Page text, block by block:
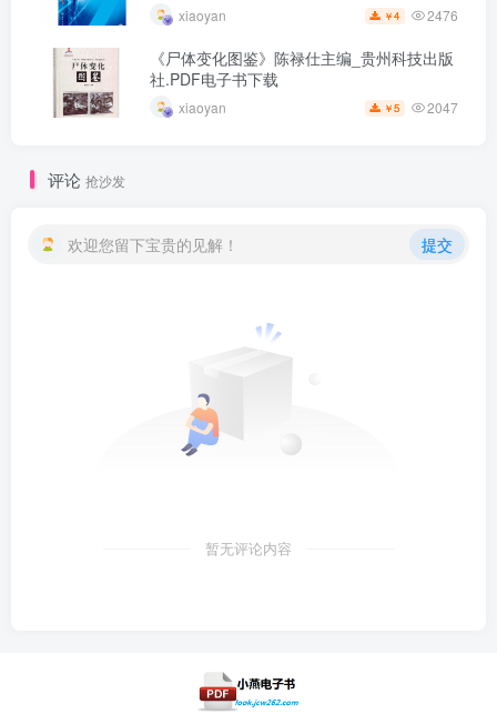
xiaoyan ￥4 2476
《尸体变化图鉴》陈禄仕主编_贵州科技出版
社.PDF电子书下载
xiaoyan ￥5 2047
评论 抢沙发
欢迎您留下宝贵的见解！ 提交
暂无评论内容